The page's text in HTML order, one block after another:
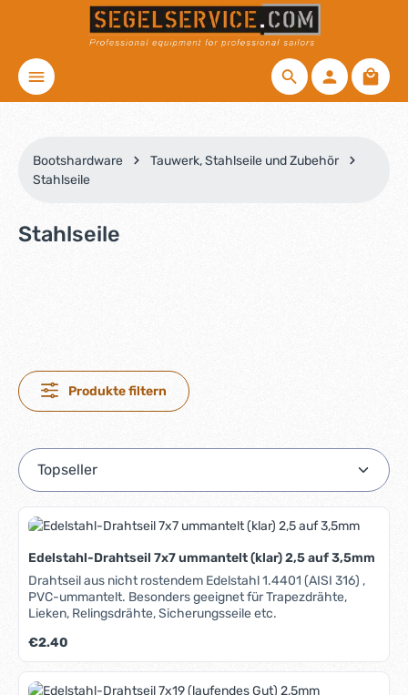
Zum Hauptinhalt springen
Bootshardware
Tauwerk, Stahlseile und Zubehör
Stahlseile
Stahlseile
Produkte filtern
Edelstahl-Drahtseil 7x7 ummantelt (klar) 2,5 auf 3,5mm
Drahtseil aus nicht rostendem Edelstahl 1.4401 (AISI 316) ,
PVC-ummantelt. Besonders geeignet für Trapezdrähte,
Lieken, Relingsdrähte, Sicherungsseile etc.
Regulärer Preis:
€2.40